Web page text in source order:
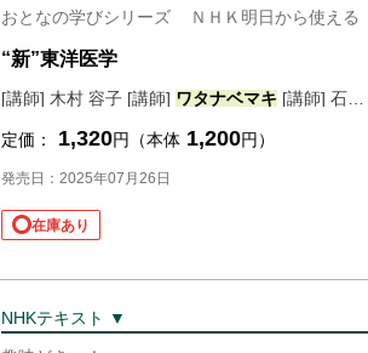
おとなの学びシリーズ
ＮＨＫ明日から使える
“新”東洋医学
[講師] 木村 容子 [講師] ワタナベマキ [講師] 石垣 英俊
定価： 1,320円（本体 1,200円）
発売日：2025年07月26日
在庫あり
NHKテキスト ▼